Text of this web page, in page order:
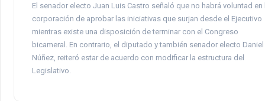
El senador electo Juan Luis Castro señaló que no habrá voluntad en
corporación de aprobar las iniciativas que surjan desde el Ejecutivo
mientras existe una disposición de terminar con el Congreso
bicameral. En contrario, el diputado y también senador electo Daniel
Núñez, reiteró estar de acuerdo con modificar la estructura del
Legislativo.